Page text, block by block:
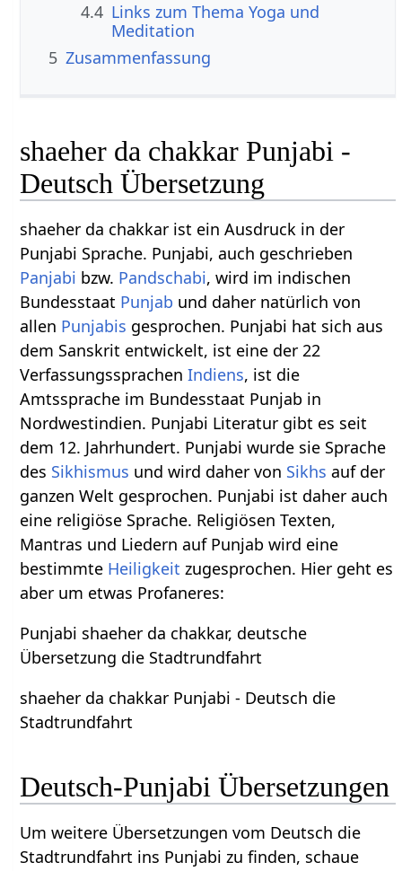
4.4 Links zum Thema Yoga und
Meditation
5 Zusammenfassung
shaeher da chakkar Punjabi -
Deutsch Übersetzung
shaeher da chakkar ist ein Ausdruck in der
Punjabi Sprache. Punjabi, auch geschrieben
Panjabi bzw. Pandschabi, wird im indischen
Bundesstaat Punjab und daher natürlich von
allen Punjabis gesprochen. Punjabi hat sich aus
dem Sanskrit entwickelt, ist eine der 22
VerfassungssprachenIndiens, ist die
Amtssprache im Bundesstaat Punjab in
Nordwestindien. Punjabi Literatur gibt es seit
dem 12. Jahrhundert. Punjabi wurde sie Sprache
des Sikhismus und wird daher von Sikhs auf der
ganzen Welt gesprochen. Punjabi ist daher auch
eine religiöse Sprache. Religiösen Texten,
Mantras und Liedern auf Punjab wird eine
bestimmte Heiligkeit zugesprochen. Hier geht es
aber um etwas Profaneres:
Punjabi shaeher da chakkar, deutsche
Übersetzung die Stadtrundfahrt
shaeher da chakkar Punjabi - Deutsch die
Stadtrundfahrt
Deutsch-Punjabi Übersetzungen
Um weitere Übersetzungen vom Deutsch die
Stadtrundfahrt ins Punjabi zu finden, schaue